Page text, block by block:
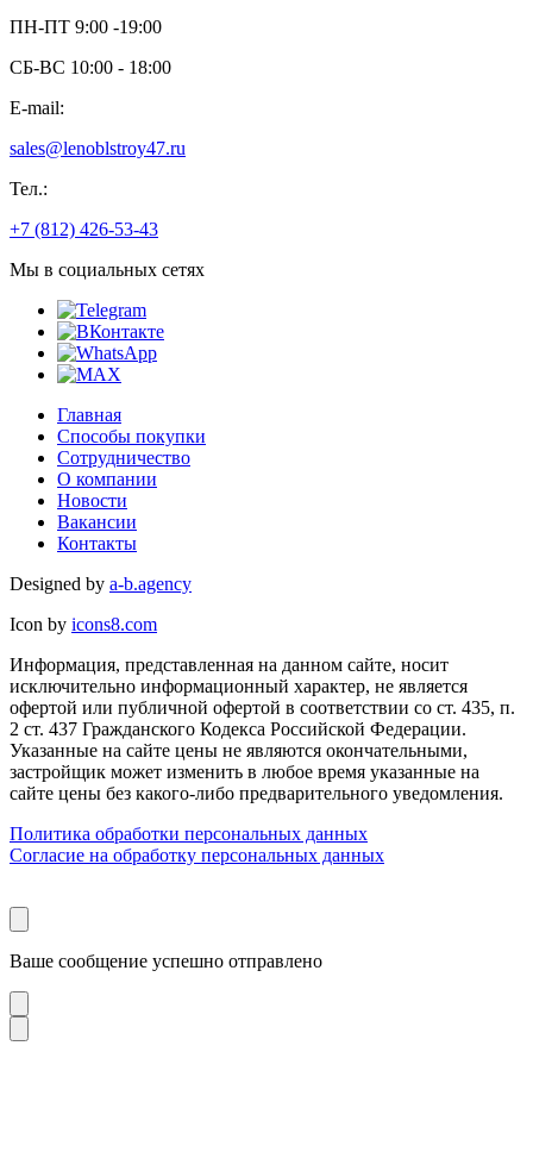
ПН-ПТ 9:00 -19:00
СБ-ВС 10:00 - 18:00
E-mail:
sales@lenoblstroy47.ru
Тел.:
+7 (812) 426-53-43
Мы в социальных сетях
Главная
Способы покупки
Сотрудничество
О компании
Новости
Вакансии
Контакты
Designed by a-b.agency
Icon by icons8.com
Информация, представленная на данном сайте, носит
исключительно информационный характер, не является
офертой или публичной офертой в соответствии со ст. 435, п.
2 ст. 437 Гражданского Кодекса Российской Федерации.
Указанные на сайте цены не являются окончательными,
застройщик может изменить в любое время указанные на
сайте цены без какого-либо предварительного уведомления.
Политика обработки персональных данных
Согласие на обработку персональных данных
Ваше сообщение успешно отправлено